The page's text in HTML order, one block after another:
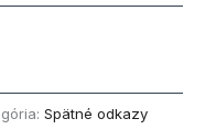
Spätné odkazy